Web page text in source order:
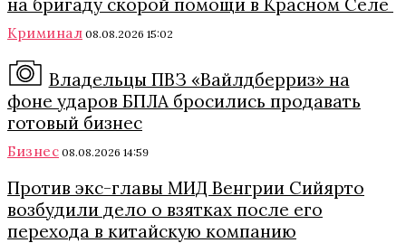
на бригаду скорой помощи в Красном Селе
Криминал 08.08.2026 15:02
Владельцы ПВЗ «Вайлдберриз» на
фоне ударов БПЛА бросились продавать
готовый бизнес
Бизнес 08.08.2026 14:59
Против экс-главы МИД Венгрии Сийярто
возбудили дело о взятках после его
перехода в китайскую компанию